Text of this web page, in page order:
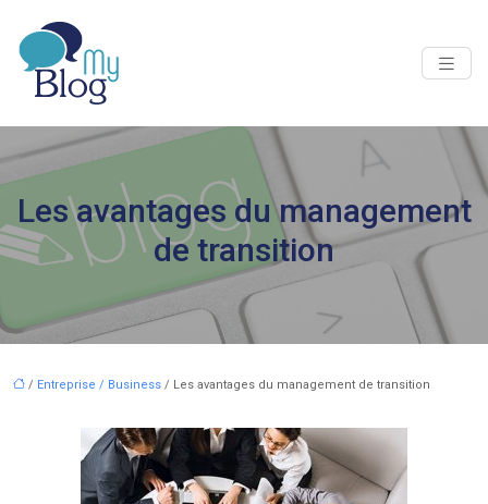
Les avantages du management
de transition
/ Entreprise / Business / Les avantages du management de transition